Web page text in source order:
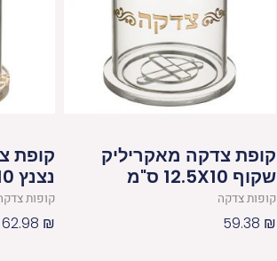
קופת צדקה מאקריליק
שקוף 12.5X10 ס"מ
קופות צדקה
59.38 ₪
קופת
נצנץ 16X10 ס"מ
קופות
62.98 ₪